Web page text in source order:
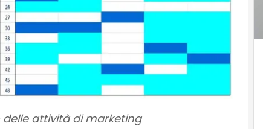
delle attività di marketing